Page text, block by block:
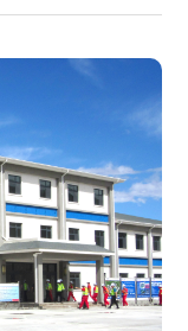
目的移动活动
业的合作伙
将为您深入剖
烈推荐一家在
际集成房屋
际”）。